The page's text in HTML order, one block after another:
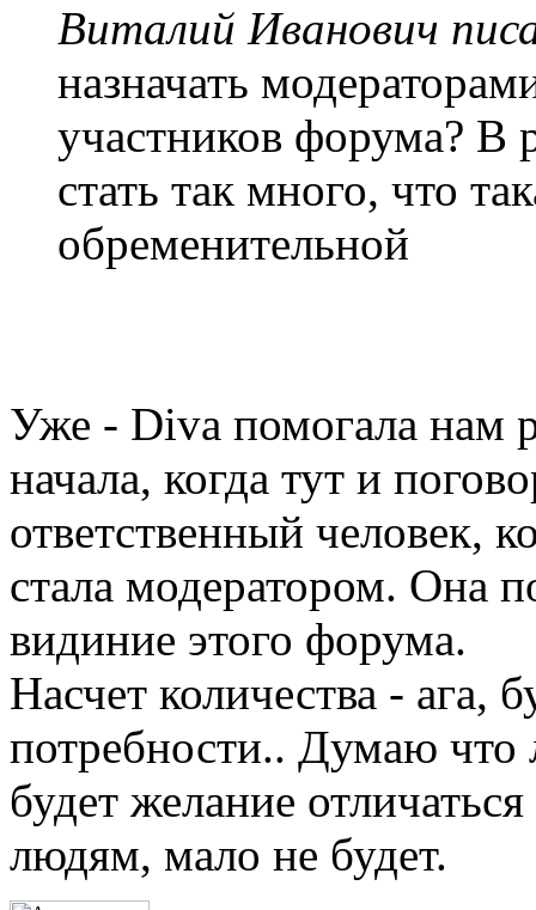
Виталий Иванович
назначать
участников форума? В
стать так много, что
обременительной
Уже - Diva помогала нам
начала, когда тут и
ответственный человек,
стала модератором. Она
видиние этого форума.
Насчет количества - ага,
потребности.. Думаю что
будет желание
людям, мало не будет.